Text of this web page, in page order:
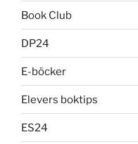
Book Club
DP24
E-böcker
Elevers boktips
ES24